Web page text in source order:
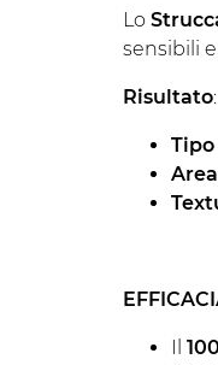
Lo
sensibili
Risultato
Il 100